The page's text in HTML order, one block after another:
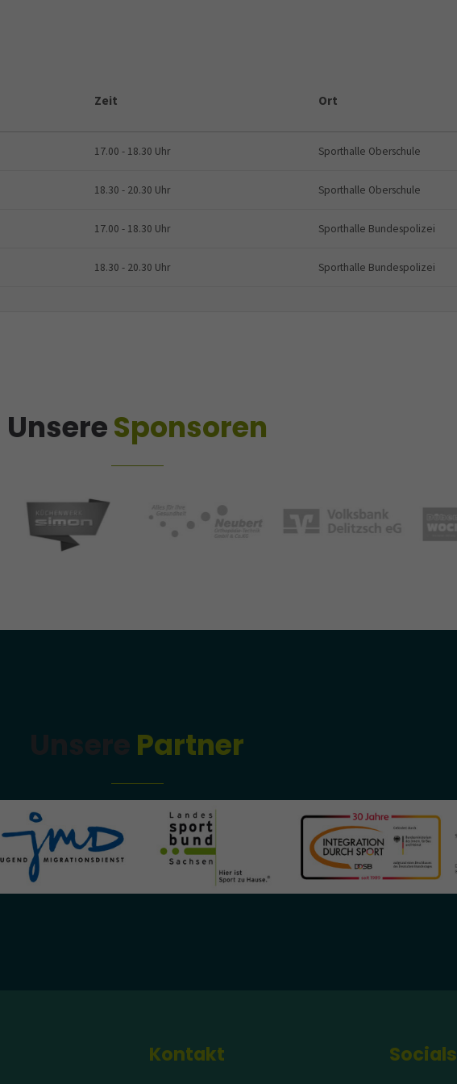
Zeit Ort
17.00 - 18.30 Uhr Sporthalle Oberschule
18.30 - 20.30 Uhr Sporthalle Oberschule
17.00 - 18.30 Uhr Sporthalle Bundespolizei
18.30 - 20.30 Uhr Sporthalle Bundespolizei
UnsereSponsoren
Partner
Kontakt Socials